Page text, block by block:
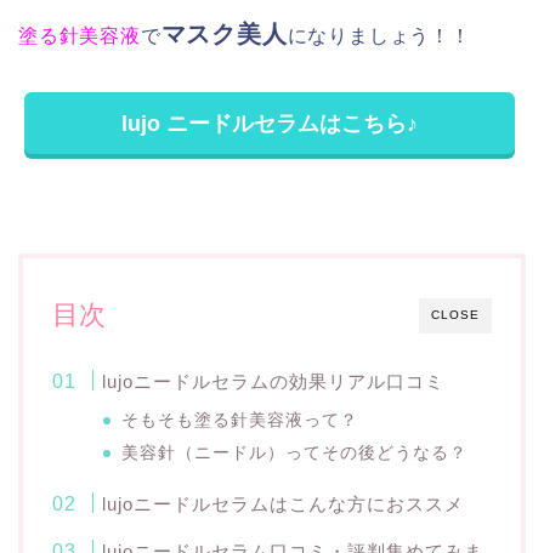
塗る針美容液でマスク美人 になりましょう！！
lujo ニードルセラムはこちら♪
CLOSE
目次
lujoニードルセラムの効果リアル口コミ
そもそも塗る針美容液って？
美容針（ニードル）ってその後どうなる？
lujoニードルセラムはこんな方におススメ